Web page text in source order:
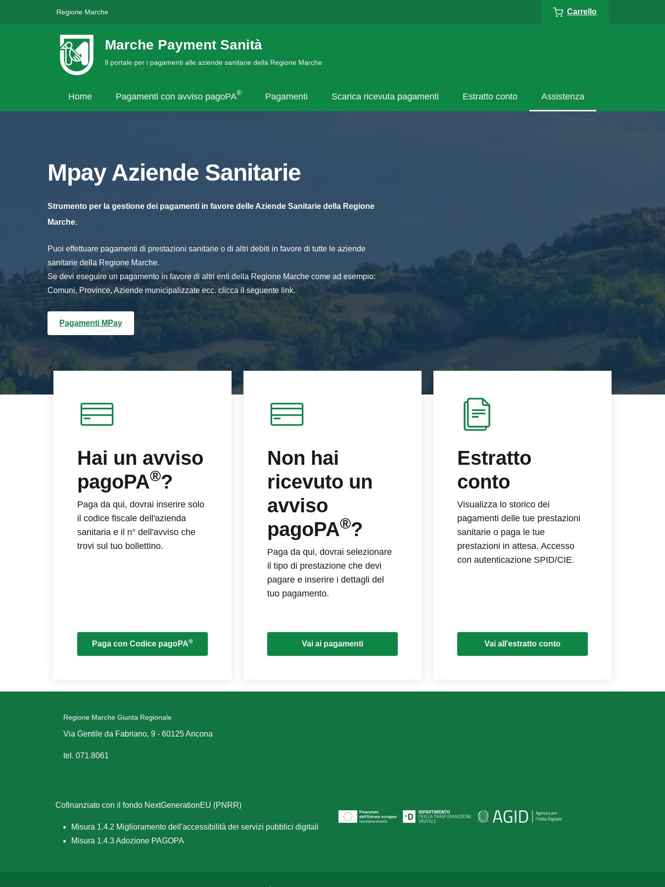
Regione Marche Carrello
Marche Payment Sanità
Il portale per i pagamenti alle aziende sanitarie della Regione Marche
Home Pagamenti con avviso pagoPA® Pagamenti Scarica ricevuta pagamenti Estratto conto Assistenza
Mpay Aziende Sanitarie
Strumento per la gestione dei pagamenti in favore delle Aziende Sanitarie della Regione
Marche.
Puoi effettuare pagamenti di prestazioni sanitarie o di altri debiti in favore di tutte le aziende
sanitarie della Regione Marche.
Se devi eseguire un pagamento in favore di altri enti della Regione Marche come ad esempio:
Comuni, Province, Aziende municipalizzate ecc. clicca il seguente link.
Pagamenti MPay
Hai un avviso
pagoPA®?
Paga da qui, dovrai inserire solo
il codice fiscale dell'azienda
sanitaria e il n° dell'avviso che
trovi sul tuo bollettino.
Paga con Codice pagoPA®
Non hai
ricevuto un
avviso
pagoPA®?
Paga da qui, dovrai selezionare
il tipo di prestazione che devi
pagare e inserire i dettagli del
tuo pagamento.
Vai ai pagamenti
Estratto
conto
Visualizza lo storico dei
pagamenti delle tue prestazioni
sanitarie o paga le tue
prestazioni in attesa. Accesso
con autenticazione SPID/CIE.
Vai all'estratto conto
Regione Marche Giunta Regionale
Via Gentile da Fabriano, 9 - 60125 Ancona
tel. 071.8061
Cofinanziato con il fondo NextGenerationEU (PNRR)
Misura 1.4.2 Miglioramento dell'accessibilità dei servizi pubblici digitali
Misura 1.4.3 Adozione PAGOPA